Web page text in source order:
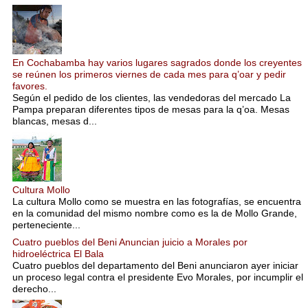
En Cochabamba hay varios lugares sagrados donde los creyentes
se reúnen los primeros viernes de cada mes para q’oar y pedir
favores.
Según el pedido de los clientes, las vendedoras del mercado La
Pampa preparan diferentes tipos de mesas para la q’oa. Mesas
blancas, mesas d...
Cultura Mollo
La cultura Mollo como se muestra en las fotografías, se encuentra
en la comunidad del mismo nombre como es la de Mollo Grande,
perteneciente...
Cuatro pueblos del Beni Anuncian juicio a Morales por
hidroeléctrica El Bala
Cuatro pueblos del departamento del Beni anunciaron ayer iniciar
un proceso legal contra el presidente Evo Morales, por incumplir el
derecho...